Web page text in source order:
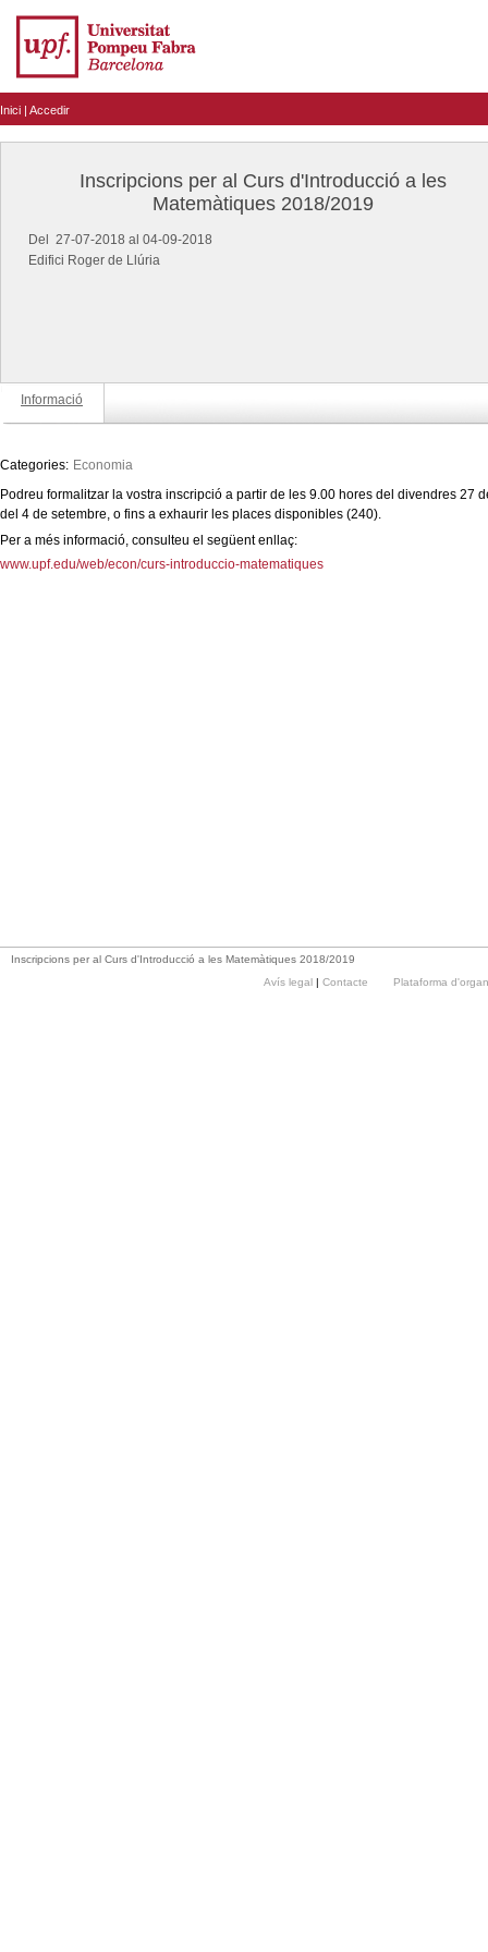
Inici | Accedir
Inscripcions per al Curs d'Introducció a les
Matemàtiques 2018/2019
Del 27-07-2018 al 04-09-2018
Edifici Roger de Llúria
Informació
Categories: Economia
Podreu formalitzar la vostra inscripció a partir de les 9.00 hores del divendres 27
del 4 de setembre, o fins a exhaurir les places disponibles (240).
Per a més informació, consulteu el següent enllaç:
www.upf.edu/web/econ/curs-introduccio-matematiques
Inscripcions per al Curs d'Introducció a les Matemàtiques 2018/2019
Avís legal | Contacte Plataforma